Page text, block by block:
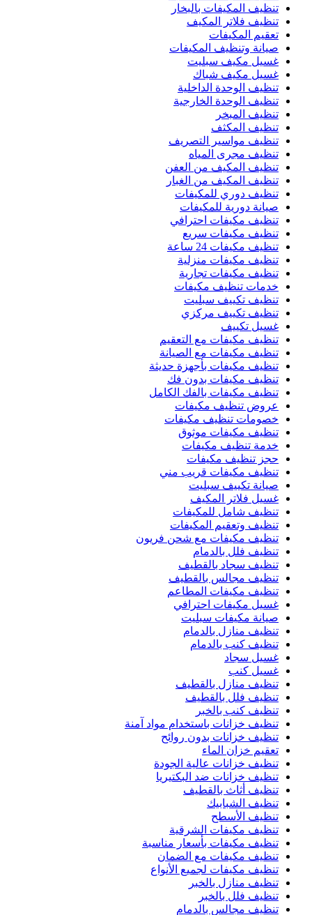
تنظيف المكيفات بالبخار
تنظيف فلاتر المكيف
تعقيم المكيفات
صيانة وتنظيف المكيفات
غسيل مكيف سبليت
غسيل مكيف شباك
تنظيف الوحدة الداخلية
تنظيف الوحدة الخارجية
تنظيف المبخر
تنظيف المكثف
تنظيف مواسير التصريف
تنظيف مجرى المياه
تنظيف المكيف من العفن
تنظيف المكيف من الغبار
تنظيف دوري للمكيفات
صيانة دورية للمكيفات
تنظيف مكيفات احترافي
تنظيف مكيفات سريع
تنظيف مكيفات 24 ساعة
تنظيف مكيفات منزلية
تنظيف مكيفات تجارية
خدمات تنظيف مكيفات
تنظيف تكييف سبليت
تنظيف تكييف مركزي
غسيل تكييف
تنظيف مكيفات مع التعقيم
تنظيف مكيفات مع الصيانة
تنظيف مكيفات بأجهزة حديثة
تنظيف مكيفات بدون فك
تنظيف مكيفات بالفك الكامل
عروض تنظيف مكيفات
خصومات تنظيف مكيفات
تنظيف مكيفات موثوق
خدمة تنظيف مكيفات
حجز تنظيف مكيفات
تنظيف مكيفات قريب مني
صيانة تكييف سبليت
غسيل فلاتر المكيف
تنظيف شامل للمكيفات
تنظيف وتعقيم المكيفات
تنظيف مكيفات مع شحن فريون
تنظيف فلل بالدمام
تنظيف سجاد بالقطيف
تنظيف مجالس بالقطيف
تنظيف مكيفات المطاعم
غسيل مكيفات احترافي
صيانة مكيفات سبليت
تنظيف منازل بالدمام
تنظيف كنب بالدمام
غسيل سجاد
غسيل كنب
تنظيف منازل بالقطيف
تنظيف فلل بالقطيف
تنظيف كنب بالخبر
تنظيف خزانات باستخدام مواد آمنة
تنظيف خزانات بدون روائح
تعقيم خزان الماء
تنظيف خزانات عالية الجودة
تنظيف خزانات ضد البكتيريا
تنظيف أثاث بالقطيف
تنظيف الشبابيك
تنظيف الأسطح
تنظيف مكيفات الشرقية
تنظيف مكيفات بأسعار مناسبة
تنظيف مكيفات مع الضمان
تنظيف مكيفات لجميع الأنواع
تنظيف منازل بالخبر
تنظيف فلل بالخبر
تنظيف مجالس بالدمام